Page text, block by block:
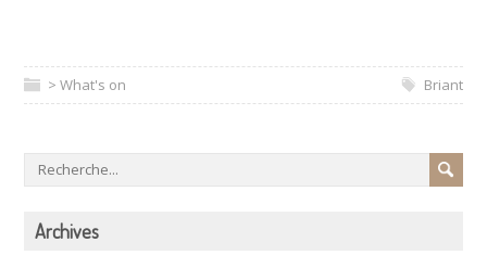
> What's on Briant
Archives